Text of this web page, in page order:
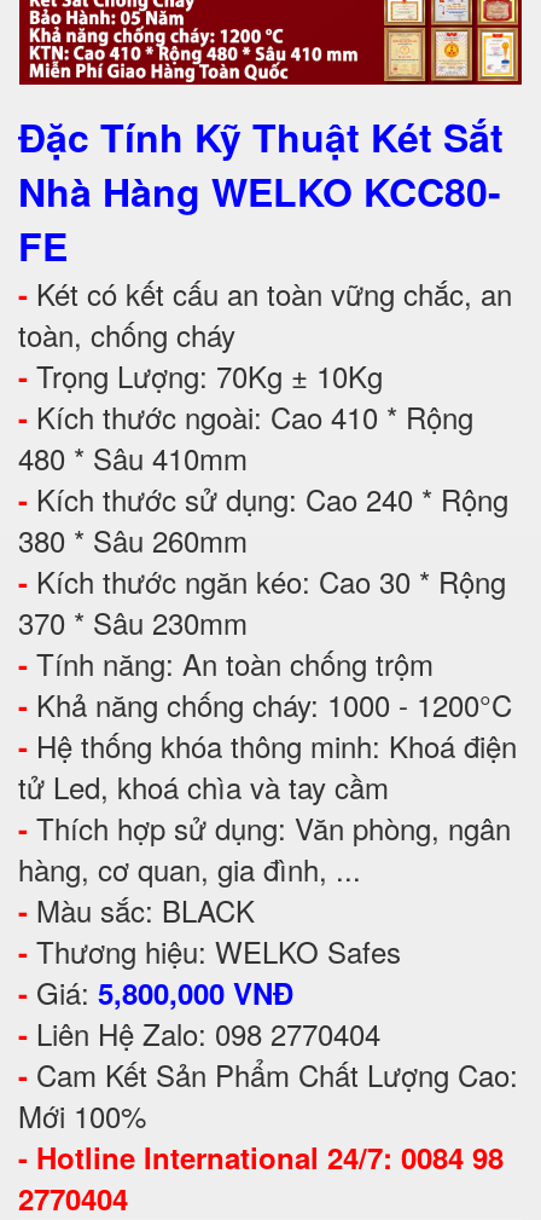
Đặc Tính Kỹ Thuật Két Sắt
Nhà Hàng WELKO KCC80-
FE
- Két có kết cấu an toàn vững chắc, an
toàn, chống cháy
- Trọng Lượng: 70Kg ± 10Kg
- Kích thước ngoài: Cao 410 * Rộng
480 * Sâu 410mm
- Kích thước sử dụng: Cao 240 * Rộng
380 * Sâu 260mm
- Kích thước ngăn kéo: Cao 30 * Rộng
370 * Sâu 230mm
- Tính năng: An toàn chống trộm
- Khả năng chống cháy: 1000 - 1200°C
- Hệ thống khóa thông minh: Khoá điện
tử Led, khoá chìa và tay cầm
- Thích hợp sử dụng: Văn phòng, ngân
hàng, cơ quan, gia đình, ...
- Màu sắc: BLACK
- Thương hiệu: WELKO Safes
- Giá: 5,800,000 VNĐ
- Liên Hệ Zalo: 098 2770404
- Cam Kết Sản Phẩm Chất Lượng Cao:
Mới 100%
- Hotline International 24/7: 0084 98
2770404